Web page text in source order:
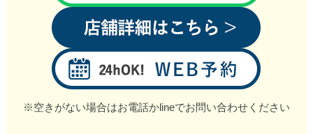
※空きがない場合はお電話かlineでお問い合わせください